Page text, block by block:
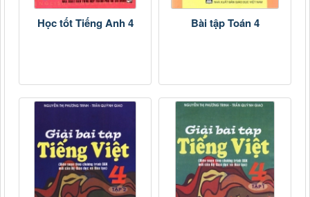
Học tốt Tiếng Anh 4 Bài tập Toán 4